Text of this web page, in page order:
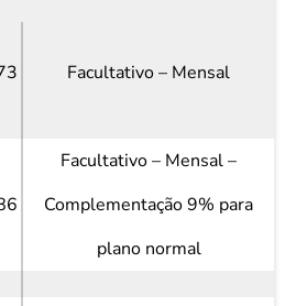
Facultativo – Mensal
Facultativo – Mensal –
Complementação 9% para
plano normal